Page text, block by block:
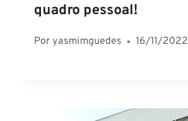
quadro pessoal!
Poryasmimguedes 16/11/2022